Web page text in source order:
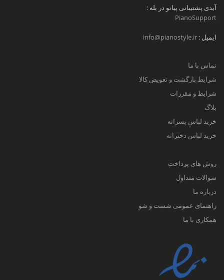
آیدی پشتیبانی پیانو در بله :
PianoSupport
ایمیل : info@pianostyle.ir
تماس با ما
شرایط بازگشت و تعویض کالا
شرایط و مقررات
بلاگ
خرید لباس پسرانه
خرید لباس دخترانه
روش های پرداخت
سوالات متداول
درباره ما
راهنمای عمومی شست و شو
همکاری با ما